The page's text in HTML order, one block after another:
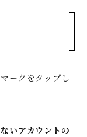
ークをタップし
いアカウントの